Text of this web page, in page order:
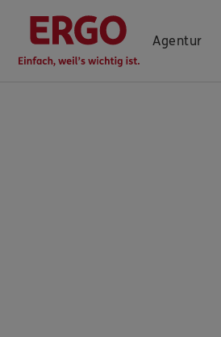
Agentur